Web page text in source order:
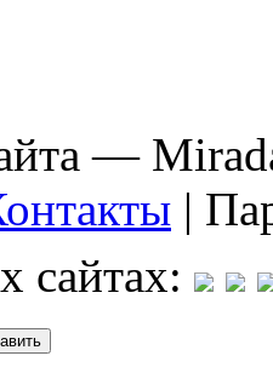
—
|
сайтах: